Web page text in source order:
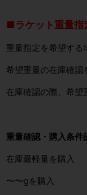
■ラケット重量指
重量指定を希望する
希望重量の在庫確認
在庫確認の際、希望
重量確認・購入条件
在庫最軽量を購入
〜〜gを購入